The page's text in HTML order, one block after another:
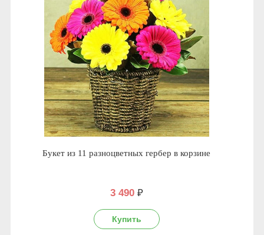
Букет из 11 разноцветных гербер в корзине
3 490 ₽